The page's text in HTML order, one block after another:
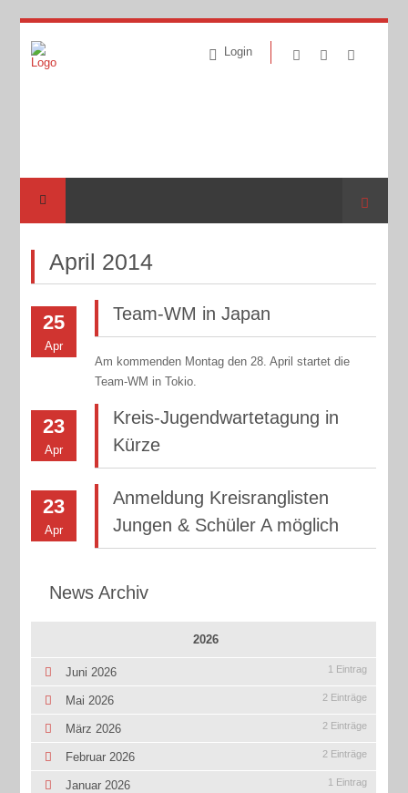
Login
Suche
April 2014
25
Apr
Team-WM in Japan
Am kommenden Montag den 28. April startet die
Team-WM in Tokio.
23
Apr
Kreis-Jugendwartetagung in
Kürze
23
Apr
Anmeldung Kreisranglisten
Jungen & Schüler A möglich
News Archiv
2026
Juni 2026 1 Eintrag
Mai 2026 2 Einträge
März 2026 2 Einträge
Februar 2026 2 Einträge
Januar 2026 1 Eintrag